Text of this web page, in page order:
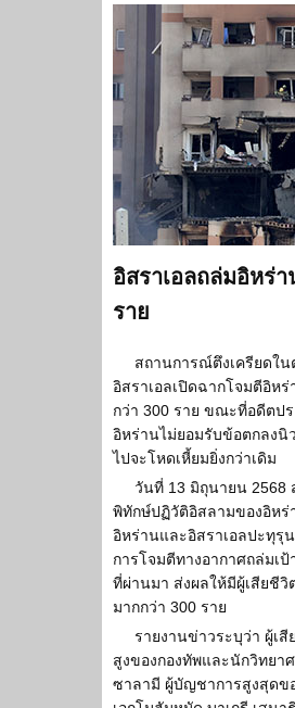
อิสราเอลถล่มอิหร่
ราย
สถานการณ์ตึงเครียดใ
อิสราเอลเปิดฉากโจมตีอิห
กว่า 300 ราย ขณะที่อดีตป
อิหร่านไม่ยอมรับข้อตกลงนิ
ไปจะโหดเหี้ยมยิ่งกว่าเดิม
วันที่ 13 มิถุนายน 2568
พิทักษ์ปฏิวัติอิสลามของอิหร่
อิหร่านและอิสราเอลปะทุรุ
การโจมตีทางอากาศถล่มเ
ที่ผ่านมา ส่งผลให้มีผู้เสียชีวิ
มากกว่า 300 ราย
รายงานข่าวระบุว่า ผู้เ
สูงของกองทัพและนักวิทยา
ซาลามี ผู้บัญชาการสูงสุดข